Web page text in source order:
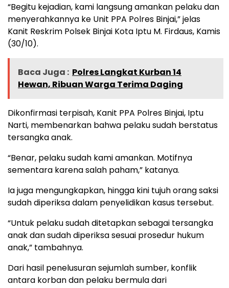
“Begitu kejadian, kami langsung amankan pelaku dan
menyerahkannya ke Unit PPA Polres Binjai,” jelas
Kanit Reskrim Polsek Binjai Kota Iptu M. Firdaus, Kamis
(30/10).
Baca Juga : Polres Langkat Kurban 14
Hewan, Ribuan Warga Terima Daging
Dikonfirmasi terpisah, Kanit PPA Polres Binjai, Iptu
Narti, membenarkan bahwa pelaku sudah berstatus
tersangka anak.
“Benar, pelaku sudah kami amankan. Motifnya
sementara karena salah paham,” katanya.
Ia juga mengungkapkan, hingga kini tujuh orang saksi
sudah diperiksa dalam penyelidikan kasus tersebut.
“Untuk pelaku sudah ditetapkan sebagai tersangka
anak dan sudah diperiksa sesuai prosedur hukum
anak,” tambahnya.
Dari hasil penelusuran sejumlah sumber, konflik
antara korban dan pelaku bermula dari